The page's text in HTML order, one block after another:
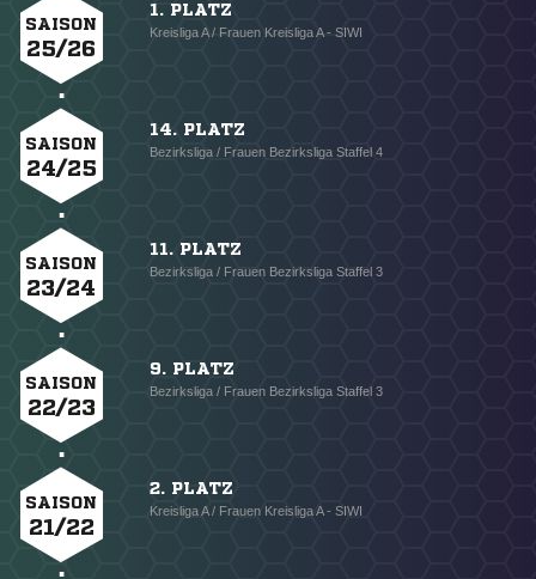
SAISON
25/26
1. PLATZ
Kreisliga A / Frauen Kreisliga A - SIWI
SAISON
24/25
14. PLATZ
Bezirksliga / Frauen Bezirksliga Staffel 4
SAISON
23/24
11. PLATZ
Bezirksliga / Frauen Bezirksliga Staffel 3
SAISON
22/23
9. PLATZ
Bezirksliga / Frauen Bezirksliga Staffel 3
SAISON
21/22
2. PLATZ
Kreisliga A / Frauen Kreisliga A - SIWI